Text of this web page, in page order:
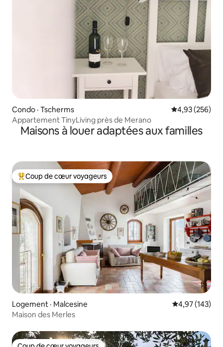
Condo · Tscherms Note
4,93 (256)
Appartement TinyLiving près de Merano
Maisons à louer adaptées aux familles
Coup de cœur voyageurs parmi les plus aimés
Coup de cœur voyageurs
Logement · Malcesine Note
4,97 (143)
Maison des Merles